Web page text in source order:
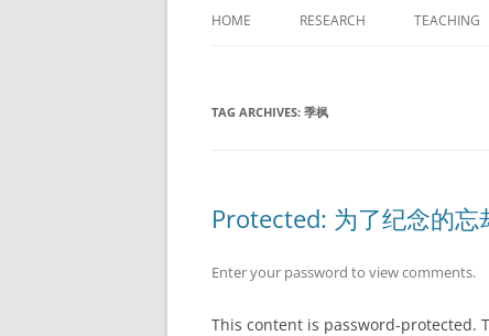
HOME RESEARCH
FOR STUDENTS
TEACHING
TAG ARCHIVES: 季枫
Protected: 为了纪念的
Enter your password to view comments.
This content is password-protected.